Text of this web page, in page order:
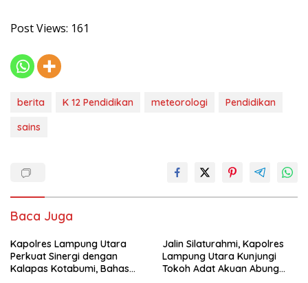
Post Views: 161
berita K 12 Pendidikan meteorologi
Pendidikan
sains
Baca Juga
Kapolres Lampung Utara
Perkuat Sinergi dengan
Kalapas Kotabumi, Bahas
Jalin Silaturahmi, Kapolres
Lampung Utara Kunjungi
Tokoh Adat Akuan Abung